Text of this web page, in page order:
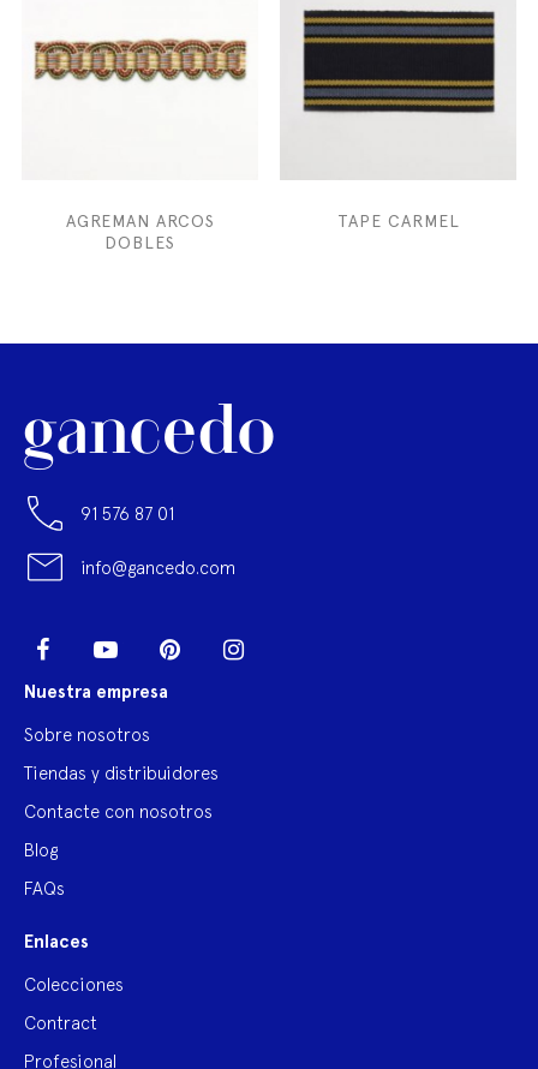
AGREMAN ARCOS
DOBLES
TAPE CARMEL
91 576 87 01
info@gancedo.com
Facebook YouTube Pinterest
Nuestra empresa
Sobre nosotros
Tiendas y distribuidores
Contacte con nosotros
Blog
FAQs
Enlaces
Colecciones
Contract
Profesional